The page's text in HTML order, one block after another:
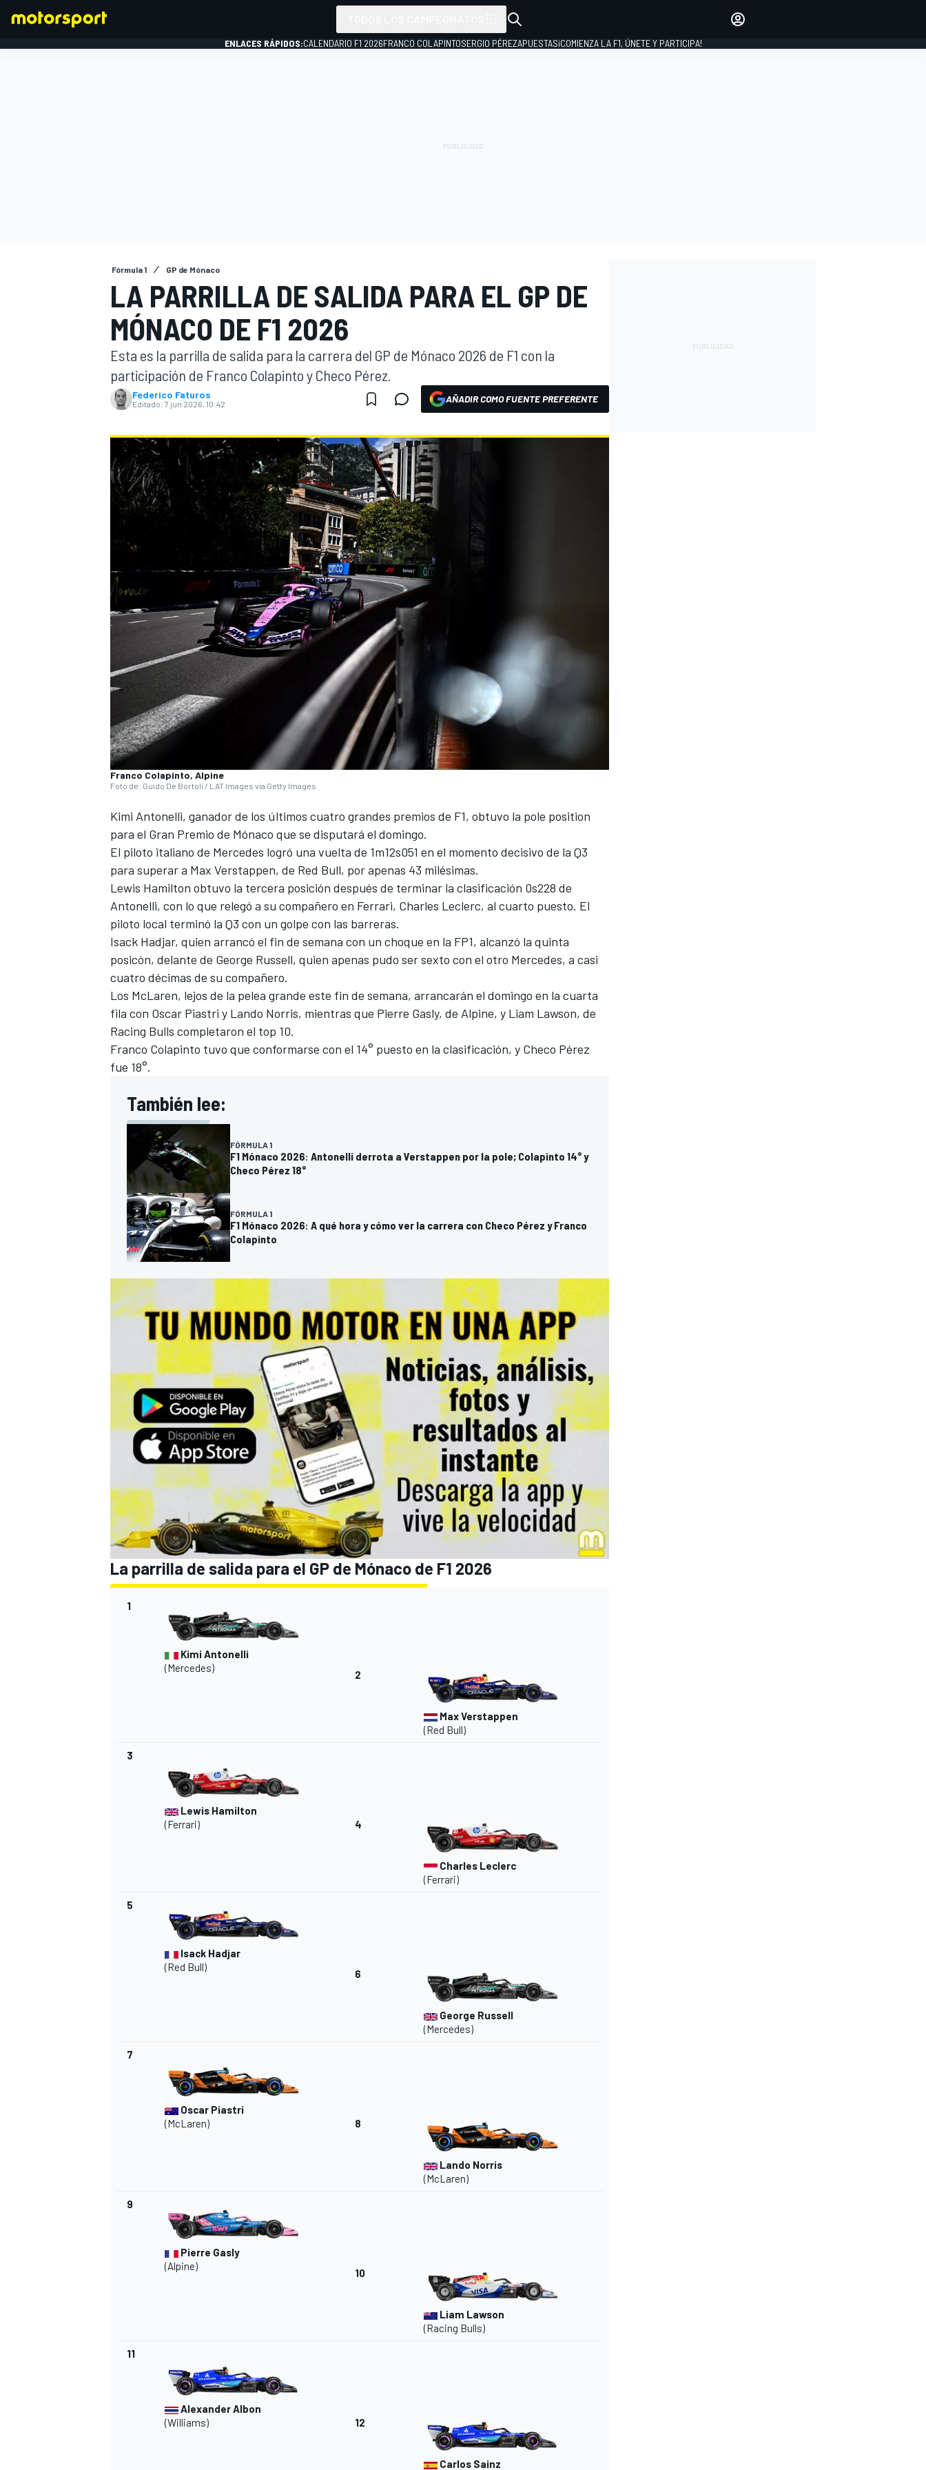
INDYCAR
MOTOGP
NASCAR CUP
FÓRMULA E
INICIAR SESIÓN
ENLACES RÁPIDOS:CALENDARIO F1 2026FRANCO COLAPINTOSERGIO PÉREZAPUESTAS¡COMIENZA LA F1, ÚNETE Y PARTICIPA!
Fórmula 1 GP de Mónaco
LA PARRILLA DE SALIDA PARA EL GP DE
MÓNACO DE F1 2026
Esta es la parrilla de salida para la carrera del GP de Mónaco 2026 de F1 con la
participación de Franco Colapinto y Checo Pérez.
Federico Faturos
Editado: 7 jun 2026, 10:42 AÑADIR COMO FUENTE PREFERENTE
Franco Colapinto, Alpine
Foto de: Guido De Bortoli / LAT Images via Getty Images
Kimi Antonelli, ganador de los últimos cuatro grandes premios de F1, obtuvo la pole position
para el Gran Premio de Mónaco que se disputará el domingo.
El piloto italiano de Mercedes logró una vuelta de 1m12s051 en el momento decisivo de la Q3
para superar a Max Verstappen, de Red Bull, por apenas 43 milésimas.
Lewis Hamilton obtuvo la tercera posición después de terminar la clasificación 0s228 de
Antonelli, con lo que relegó a su compañero en Ferrari, Charles Leclerc, al cuarto puesto. El
piloto local terminó la Q3 con un golpe con las barreras.
Isack Hadjar, quien arrancó el fin de semana con un choque en la FP1, alcanzó la quinta
posicón, delante de George Russell, quien apenas pudo ser sexto con el otro Mercedes, a casi
cuatro décimas de su compañero.
Los McLaren, lejos de la pelea grande este fin de semana, arrancarán el domingo en la cuarta
fila con Oscar Piastri y Lando Norris, mientras que Pierre Gasly, de Alpine, y Liam Lawson, de
Racing Bulls completaron el top 10.
Franco Colapinto tuvo que conformarse con el 14° puesto en la clasificación, y Checo Pérez
fue 18°.
También lee:
FÓRMULA 1
F1 Mónaco 2026: Antonelli derrota a Verstappen por la pole; Colapinto 14° y
Checo Pérez 18°
FÓRMULA 1
F1 Mónaco 2026: A qué hora y cómo ver la carrera con Checo Pérez y Franco
Colapinto
La parrilla de salida para el GP de Mónaco de F1 2026
1
Kimi Antonelli
(Mercedes)
2
Max Verstappen
(Red Bull)
3
Lewis Hamilton
(Ferrari)
4
Charles Leclerc
(Ferrari)
5
Isack Hadjar
(Red Bull)
6
George Russell
(Mercedes)
7
Oscar Piastri
(McLaren)
8
Lando Norris
(McLaren)
9
Pierre Gasly
(Alpine)
10
Liam Lawson
(Racing Bulls)
11
Alexander Albon
(Williams)
12
Carlos Sainz